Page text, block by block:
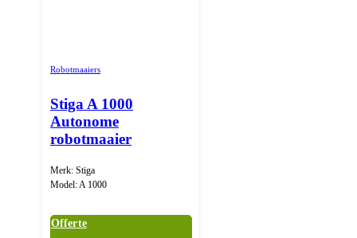
Robotmaaiers
Stiga A 1000
Autonome
robotmaaier
Merk: Stiga
Model: A 1000
Offerte